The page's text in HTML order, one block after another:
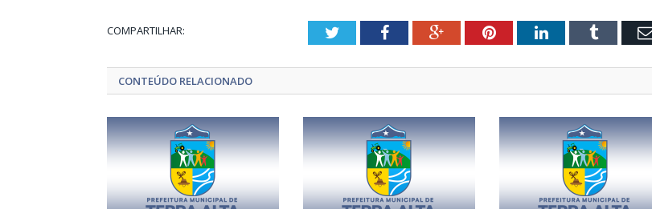
COMPARTILHAR: TwitterFacebookGoogle+PinterestLinkedInTumblr
CONTEÚDO RELACIONADO